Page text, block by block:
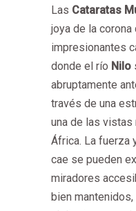
Las Cataratas
joya de la corona
impresionantes
donde el río Nilo
abruptamente
través de una
una de las
África. La fuerza
cae se pueden
miradores
bien